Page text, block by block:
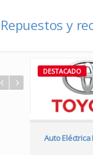
Repuestos y
DESTACADO
Auto Eléctrica